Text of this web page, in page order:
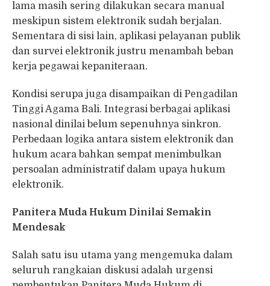
lama masih sering dilakukan secara manual
meskipun sistem elektronik sudah berjalan.
Sementara di sisi lain, aplikasi pelayanan publik
dan survei elektronik justru menambah beban
kerja pegawai kepaniteraan.
Kondisi serupa juga disampaikan di Pengadilan
Tinggi Agama Bali. Integrasi berbagai aplikasi
nasional dinilai belum sepenuhnya sinkron.
Perbedaan logika antara sistem elektronik dan
hukum acara bahkan sempat menimbulkan
persoalan administratif dalam upaya hukum
elektronik.
Panitera Muda Hukum Dinilai Semakin
Mendesak
Salah satu isu utama yang mengemuka dalam
seluruh rangkaian diskusi adalah urgensi